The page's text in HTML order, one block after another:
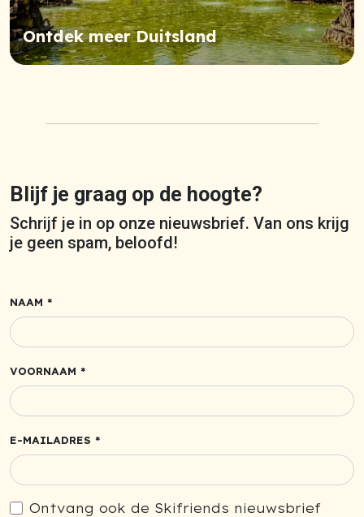
Ontdek meer Duitsland
Blijf je graag op de hoogte?
Schrijf je in op onze nieuwsbrief. Van ons krijg
je geen spam, beloofd!
NAAM *
VOORNAAM *
E-MAILADRES *
Ontvang ook de Skifriends nieuwsbrief